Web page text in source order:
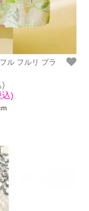
ル フルリ プラ
)
込)